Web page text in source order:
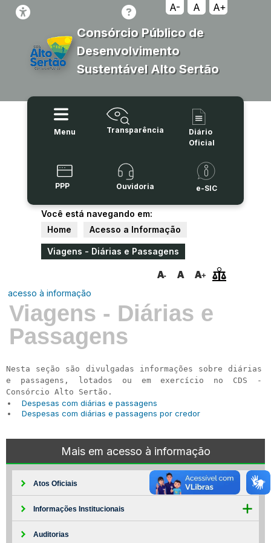
A- A A+
Consórcio Público de
Desenvolvimento
Sustentável Alto Sertão
Menu Transparência
Diário
Oficial
PPP Ouvidoria e-SIC
Você está navegando em:
Home
Acesso a Informação
Viagens - Diárias e Passagens
acesso à informação
Viagens - Diárias e
Passagens
Nesta seção são divulgadas informações sobre diárias
e passagens, lotados ou em exercício no CDS -
Consórcio Alto Sertão.
Despesas com diárias e passagens
Despesas com diárias e passagens por credor
Mais em acesso à informação
Atos Oficiais
Informações Institucionais
Auditorias